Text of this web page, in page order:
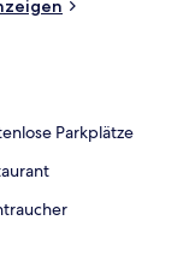
Parkplätze